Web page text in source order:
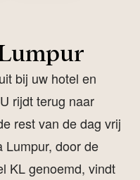
bij uw hotel en
rijdt terug naar
rest van de dag vrij
Lumpur, door de
KL genoemd, vindt